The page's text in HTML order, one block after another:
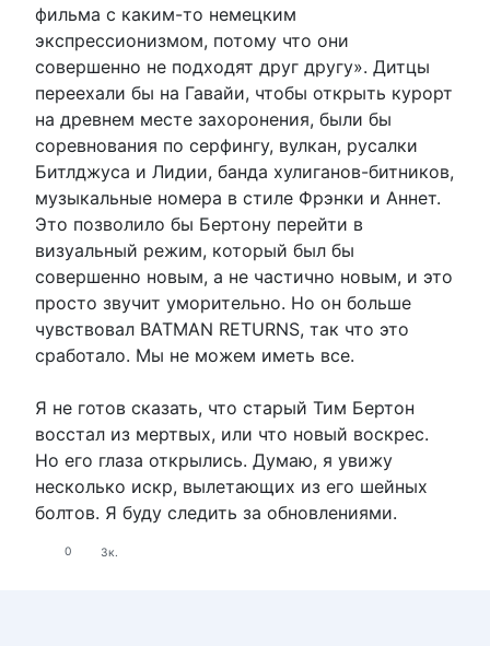
фильма с каким-то немецким
экспрессионизмом, потому что они
совершенно не подходят друг другу». Дитцы
переехали бы на Гавайи, чтобы открыть курорт
на древнем месте захоронения, были бы
соревнования по серфингу, вулкан, русалки
Битлджуса и Лидии, банда хулиганов-битников,
музыкальные номера в стиле Фрэнки и Аннет.
Это позволило бы Бертону перейти в
визуальный режим, который был бы
совершенно новым, а не частично новым, и это
просто звучит уморительно. Но он больше
чувствовал BATMAN RETURNS, так что это
сработало. Мы не можем иметь все.
Я не готов сказать, что старый Тим Бертон
восстал из мертвых, или что новый воскрес.
Но его глаза открылись. Думаю, я увижу
несколько искр, вылетающих из его шейных
болтов. Я буду следить за обновлениями.
0 3к.